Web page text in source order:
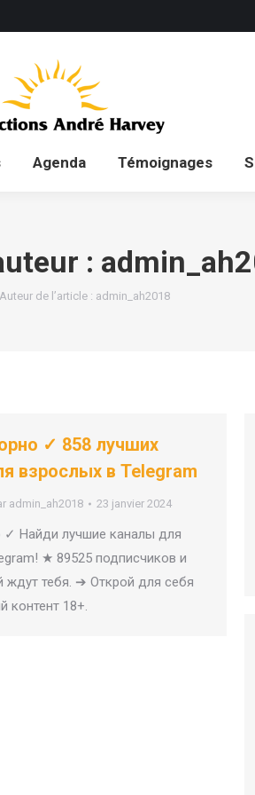
Agenda Témoignages
:
ici :
Auteur de l’article : admin_ah2018
✓ 858 лучших
взрослых в Telegram
admin_ah2018 23 janvier 2024
✓ Найди лучшие каналы для
★ 89525 подписчиков и
ждут тебя. ➔ Открой для себя
контент 18+.
Activités Agenda